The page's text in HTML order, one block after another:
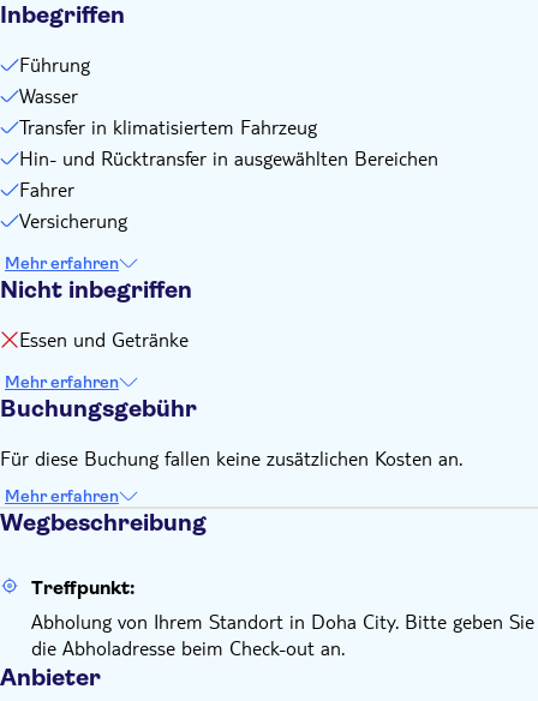
Inbegriffen
Führung
Wasser
Transfer in klimatisiertem Fahrzeug
Hin- und Rücktransfer in ausgewählten Bereichen
Fahrer
Versicherung
Mehr erfahren
Nicht inbegriffen
Essen und Getränke
Mehr erfahren
Buchungsgebühr
Für diese Buchung fallen keine zusätzlichen Kosten an.
Mehr erfahren
Wegbeschreibung
Treffpunkt:
Abholung von Ihrem Standort in Doha City. Bitte geben Sie
die Abholadresse beim Check-out an.
Anbieter